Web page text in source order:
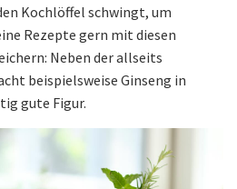
Kochlöffel schwingt, um
Rezepte gern mit diesen
Neben der allseits
beispielsweise Ginseng in
gute Figur.